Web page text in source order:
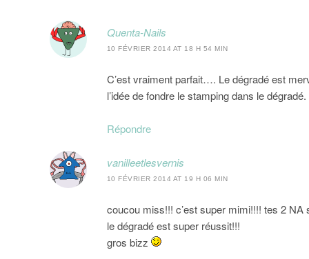
Quenta-Nails
10 FÉVRIER 2014 AT 18 H 54 MIN
C’est vraiment parfait…. Le dégradé est
l’idée de fondre le stamping dans le dégradé.
Répondre
vanilleetlesvernis
10 FÉVRIER 2014 AT 19 H 06 MIN
coucou miss!!! c’est super mimi!!!! tes 2
le dégradé est super réussit!!!
gros bizz